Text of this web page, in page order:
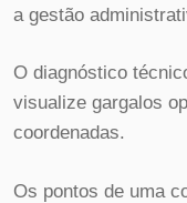
a gestão
O diagnóstico
visualize gargalos
coordenadas.
Os pontos de uma